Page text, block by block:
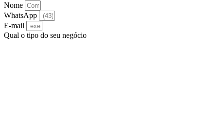
Nome
WhatsApp
E-mail
Qual o tipo do seu negócio